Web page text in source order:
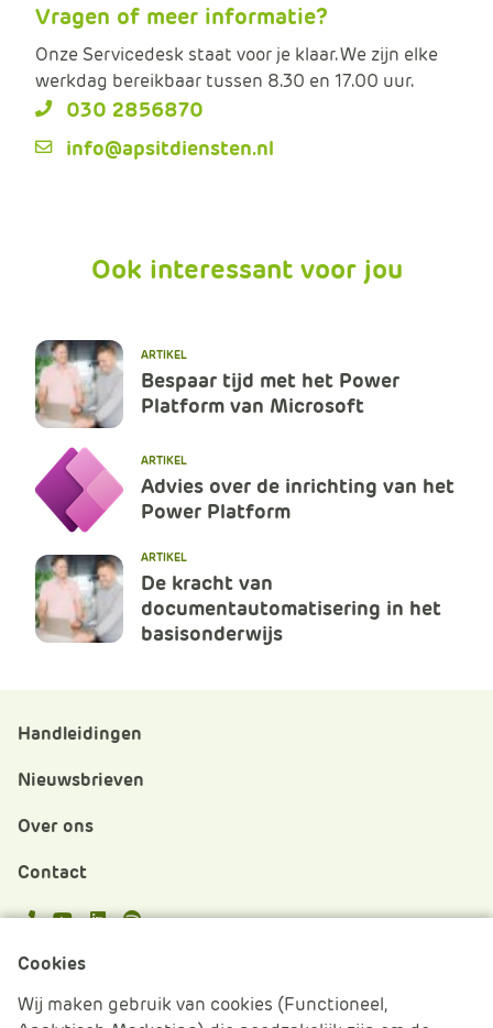
Vragen of meer informatie?
Onze Servicedesk staat voor je klaar. We zijn elke
werkdag bereikbaar tussen 8.30 en 17.00 uur.
030 2856870
info@apsitdiensten.nl
Ook interessant voor jou
ARTIKEL
Bespaar tijd met het Power
Platform van Microsoft
ARTIKEL
Advies over de inrichting van het
Power Platform
ARTIKEL
De kracht van
documentautomatisering in het
basisonderwijs
Handleidingen
Nieuwsbrieven
Over ons
Contact
Cookies beheren
Cookies
Wij maken gebruik van cookies (Functioneel,